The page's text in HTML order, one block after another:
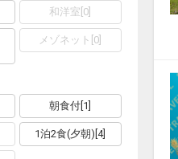
和洋室 0
メゾネット 0
朝食付 1
1泊2食(夕朝) [4]